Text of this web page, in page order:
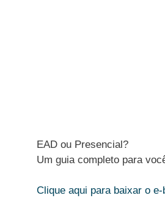
EAD ou Presencial?
Um guia completo para
Clique aqui para baixar o e-